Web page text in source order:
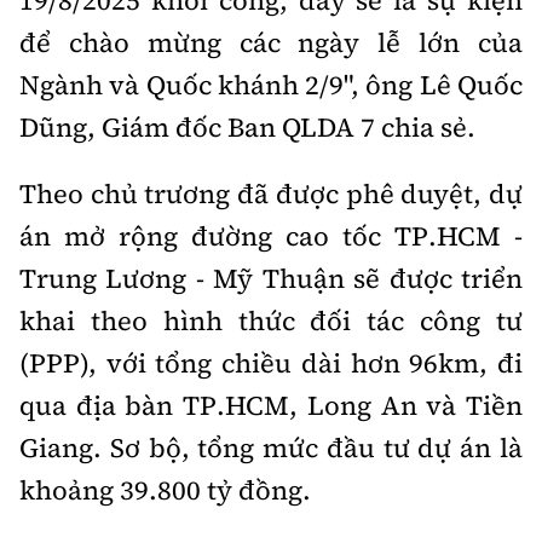
Tổng biên tập:Nguyễn Thị Hồng Nga
Phó Tổng biên tập:Nguyễn Sơn Tùng,
Nguyễn Đức Thắng, La Đức Hùng
Hotline:
Quảng cáo và Phát hành:
Email: bandoc@baoxaydung.vn
Cấm sao chép dưới mọi hình thức nếu không có sự
chấp thuận bằng văn bản.
Thông tin tòa
soạn
để chào mừng các ngày lễ lớn của
Ngành và Quốc khánh 2/9", ông Lê Quốc
Dũng, Giám đốc Ban QLDA 7 chia sẻ.
Theo chủ trương đã được phê duyệt, dự
án mở rộng đường cao tốc TP.HCM -
Trung Lương - Mỹ Thuận sẽ được triển
khai theo hình thức đối tác công tư
(PPP), với tổng chiều dài hơn 96km, đi
qua địa bàn TP.HCM, Long An và Tiền
Giang. Sơ bộ, tổng mức đầu tư dự án là
khoảng 39.800 tỷ đồng.